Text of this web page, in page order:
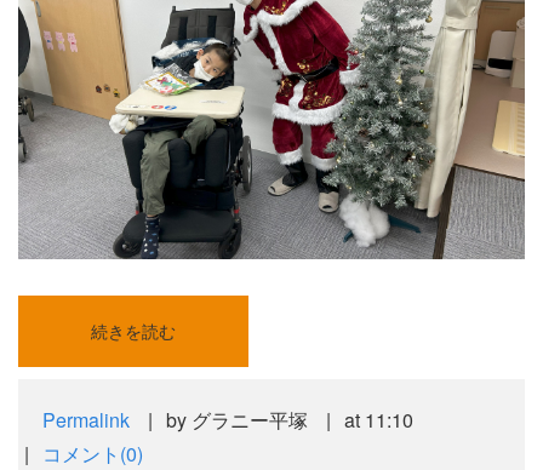
続きを読む
Permalink by グラニー平塚
at 11:10
コメント(0)